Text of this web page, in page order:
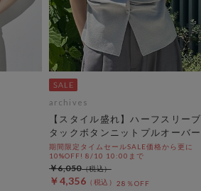
archives
【スタイル盛れ】ハーフスリーブ
タックボタンニットプルオーバー
期間限定タイムセールSALE価格から更に
10%OFF! 8/10 10:00まで
￥4,356 28％OFF
￥6,050